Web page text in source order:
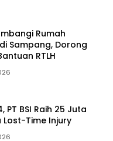
Rumah
Sampang, Dorong
RTLH
PT BSI Raih 25 Juta
Time Injury